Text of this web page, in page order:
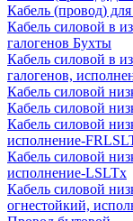
Кабель (провод)
Кабель силовой в
галогенов Бухты
Кабель силовой в
галогенов,
Кабель силовой
Кабель силовой
Кабель силовой
исполнение-
Кабель силовой
исполнение-LSLTx
Кабель силовой
огнестойкий,